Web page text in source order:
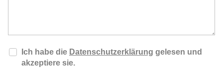
Ich habe die Datenschutzerklärung gelesen und
akzeptiere sie.